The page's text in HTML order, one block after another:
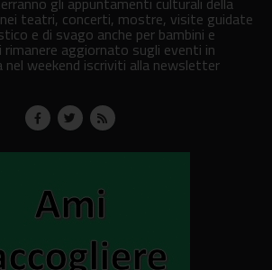
teatri, concerti, mostre, visite guidate
e di svago anche per bambini e
rimanere aggiornato sugli eventi in
nel weekend iscriviti alla newsletter